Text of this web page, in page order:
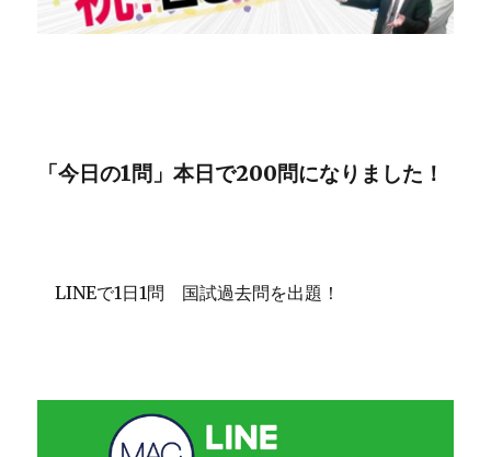
「今日の1問」本日で200問になりました！
LINEで1日1問 国試過去問を出題！